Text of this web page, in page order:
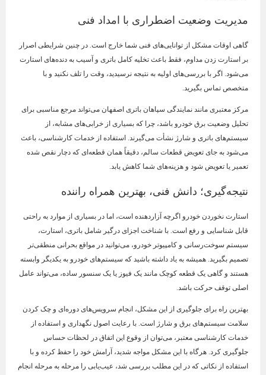
مدیریت وضعیت اضطراری با امداد فنی
گاهی اوقات مشکل از توانایی‌های فنی شما خارج است. در چنین شرایطی اصرار
بر استارت زدن مداوم، فقط باعث تخلیه کامل باتری و آسیب به دنده‌های استارت
می‌شود. اگر با بررسی‌های اولیه به نتیجه نرسیدید، وقت را تلف نکنید و با
متخصص تماس بگیرید.
مرکز معتبری مانند نمایندگی سپاهان باتری اصفهان می‌تواند مرجع مناسبی برای
تحلیل وضعیت برق خودرو باشد، چرا که بسیاری از خرابی‌های مشابه، از
سیستم‌های باتری و شارژ نشأت می‌گیرند. استفاده از خدمات کارشناسی، باعث
می‌شود به جای تعویض قطعات سالم، دقیقاً همان قطعه‌ای که دچار نقص شده
تعمیر یا تعویض شود و هزینه‌های شما کاهش یابد.
نتیجه‌گیری؛ دانش فنی، بهترین همراه راننده
استارت نخوردن خودرو اگرچه آزاردهنده است، اما در بسیاری از موارد به راحتی
قابل شناسایی و رفع است. با شناخت اجزای درگیر شامل باتری، استارت،
سیستم سوخت‌رسانی و کامپیوتر خودرو، می‌توانید در مواقع بحرانی منطقی‌تر
تصمیم بگیرید. همیشه به یاد داشته باشید که سیستم‌های خودرو به یکدیگر وابسته
هستند و گاهی یک قطعه کوچک مانند یک فیوز یا یک سنسور ساده، می‌تواند عامل
اصلی توقف حرکت باشد.
بهترین راه برای جلوگیری از این مشکل، انجام سرویس‌های دوره‌ای و چک کردن
سلامت سیستم‌های برق و شارژ است. با رعایت اصول نگهداری و استفاده از
خدمات کارشناسی معتبر، می‌توان از وقوع این اتفاق در لحظات حساس
جلوگیری کرد. هرگاه با این مشکل مواجه شدید، آرامش خود را حفظ کرده و با
استفاده از نکاتی که در این مطلب بررسی شد، عیب‌یابی را مرحله به مرحله انجام